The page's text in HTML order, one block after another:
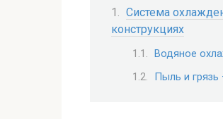
Система
конструкциях
Водяное
Пыль и